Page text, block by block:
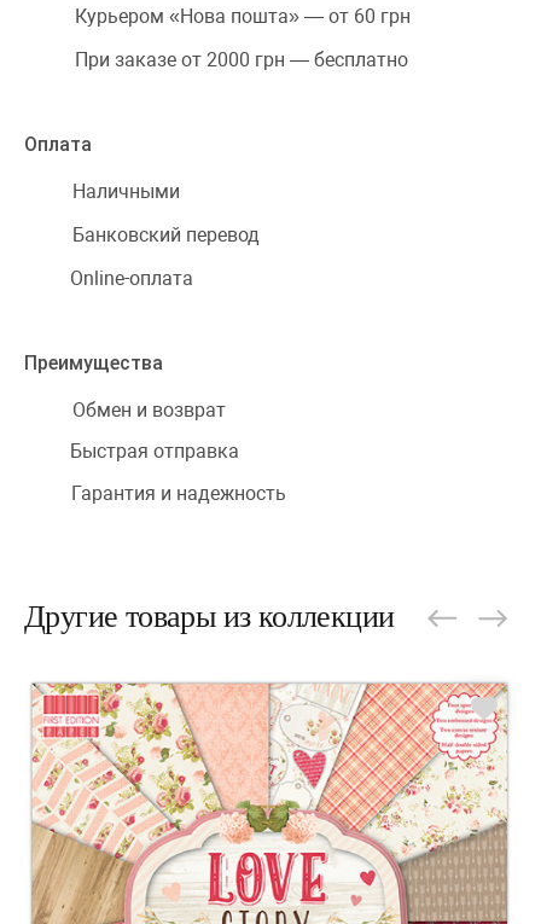
Курьером «Нова пошта» — от 60 грн
При заказе от 2000 грн — бесплатно
Оплата
Наличными
Банковский перевод
Online-оплата
Преимущества
Обмен и возврат
Быстрая отправка
Гарантия и надежность
Другие товары из коллекции